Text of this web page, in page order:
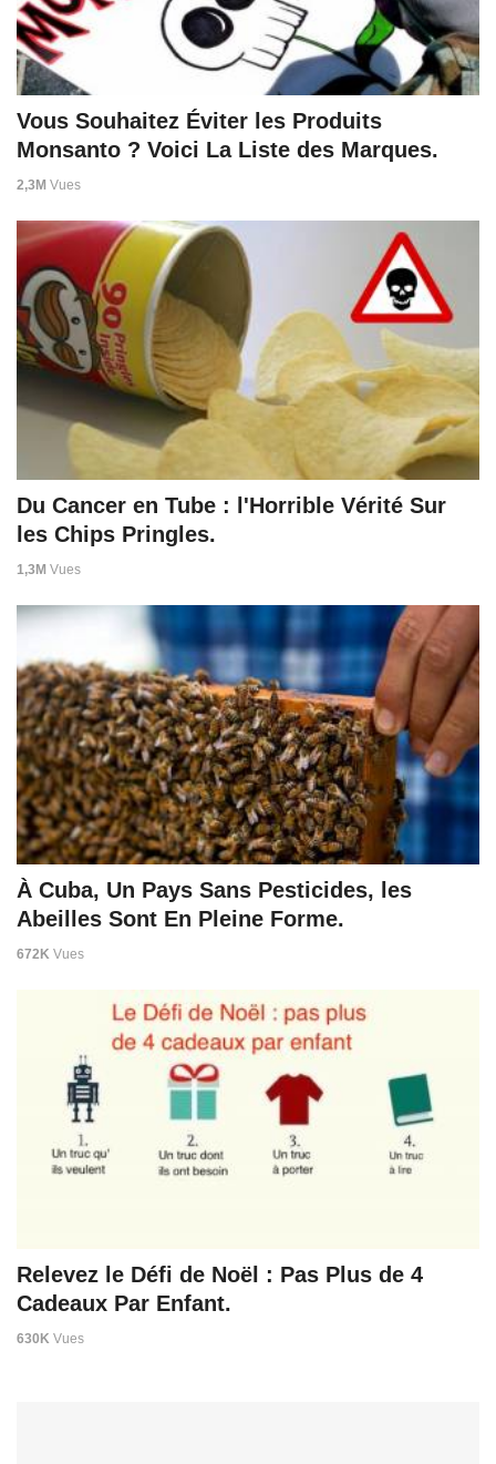
Vous Souhaitez Éviter les Produits
Monsanto ? Voici La Liste des Marques.
2,3M Vues
Du Cancer en Tube : l'Horrible Vérité Sur
les Chips Pringles.
1,3M Vues
À Cuba, Un Pays Sans Pesticides, les
Abeilles Sont En Pleine Forme.
672K Vues
Relevez le Défi de Noël : Pas Plus de 4
Cadeaux Par Enfant.
630K Vues